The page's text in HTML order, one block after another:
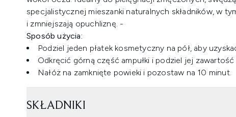
specjalistycznej mieszanki naturalnych składników, w
i zmniejszają opuchliznę. -
Sposób użycia:
Podziel jeden płatek kosmetyczny na pół, aby
Odkręcić górną część ampułki i podziel jej
Nałóż na zamknięte powieki i pozostaw na 10 minut.
SKŁADNIKI